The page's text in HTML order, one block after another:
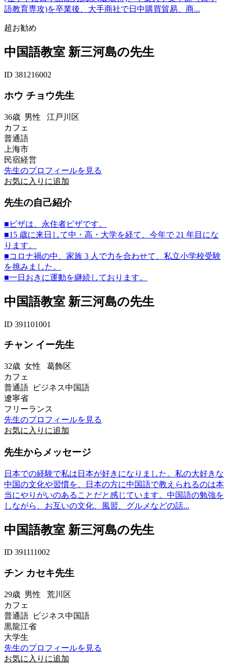
語教育専攻)を卒業後、大手商社で日中購買貿易、商...
超お勧め
中国語教室 新三河島の先生
ID 381216002
ホウ チョウ先生
36歳 男性 江戸川区
カフェ
普通語
上海市
民宿経営
先生のプロフィールを見る
お気に入りに追加
先生の自己紹介
■ビザは、永住者ビザです。
■15 歳に来日して中・高・大学を経て、今年で 21 年目にな
ります。
■コロナ禍の中、家族 3 人で力を合わせて、私立小学校受験
を挑みました。
■一日おきに運動を継続しております。
中国語教室 新三河島の先生
ID 391101001
チャン イー先生
32歳 女性 葛飾区
カフェ
普通語 ビジネス中国語
遼寧省
フリーランス
先生のプロフィールを見る
お気に入りに追加
先生からメッセージ
日本での経験で私は日本が好きになりました。私の大好きな
中国の文化や習慣を、日本の方に中国語で教えられるのは本
当にやりがいのあることだと感じています。中国語の勉強を
しながら、お互いの文化、風習、グルメなどの話...
中国語教室 新三河島の先生
ID 391111002
チン カセキ先生
29歳 男性 荒川区
カフェ
普通語 ビジネス中国語
黒龍江省
大学生
先生のプロフィールを見る
お気に入りに追加